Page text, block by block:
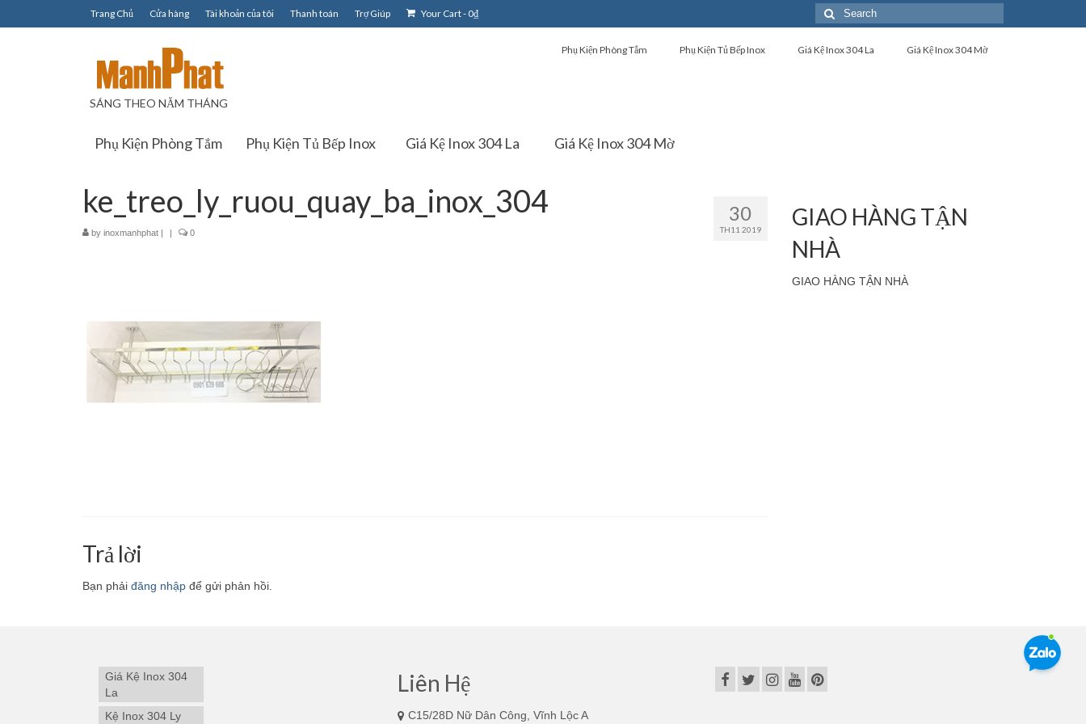
Trang Chủ Cửa hàng Tài khoản của tôi Thanh toán Trợ Giúp Your Cart- 0₫
Search
for:
SÁNG THEO NĂM THÁNG
Phụ Kiện Phòng Tắm Phụ Kiện Tủ Bếp Inox Giá Kệ Inox 304 La Giá Kệ Inox 304 Mờ
Phụ Kiện Phòng Tắm Phụ Kiện Tủ Bếp Inox Giá Kệ Inox 304 La Giá Kệ Inox 304 Mờ
30
TH11 2019
ke_treo_ly_ruou_quay_ba_inox_304
by inoxmanhphat | | 0
Trả lời
Bạn phải đăng nhập để gửi phản hồi.
GIAO HÀNG TẬN
NHÀ
GIAO HÀNG TẬN NHÀ
Giá Kệ Inox 304
La
Kệ Inox 304 Ly
Liên Hệ
C15/28D Nữ Dân Công, Vĩnh Lộc A